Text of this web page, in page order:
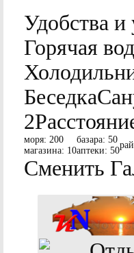
Удобства и
Горячая
моря: 200
магазина: 10
базара: 50
аптеки: 50
Сменить